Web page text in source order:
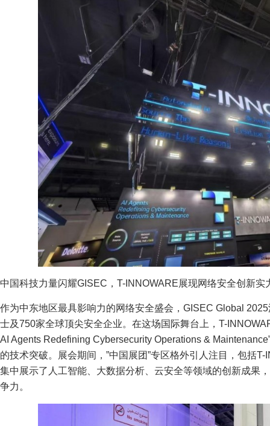
中国科技力量闪耀GISEC，T-INNOWARE展现网络安全创新实
作为中东地区最具影响力的网络安全盛会，GISEC Global
士及750家全球顶尖安全企业。在这场国际舞台上，T-
AI Agents Redefining Cybersecurity Operations &
的技术突破。展会期间，”中国展团”专区格外引人注目，包括
集中展示了人工智能、大数据分析、云安全等领域的创新成果
争力。